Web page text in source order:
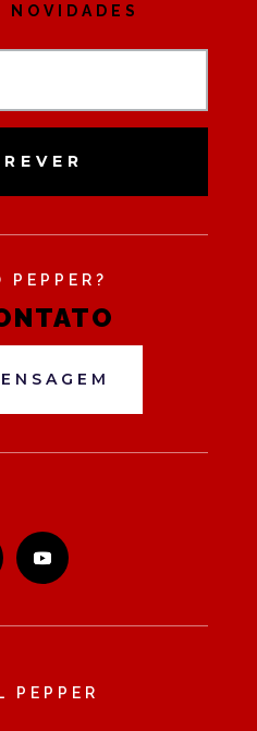
NOVIDADES
PEPPER